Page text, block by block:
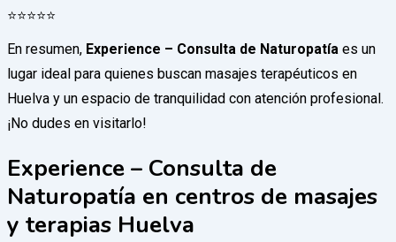
⭐️⭐️⭐️⭐️⭐️
En resumen, Experience – Consulta de Naturopatía es un
lugar ideal para quienes buscan masajes terapéuticos en
Huelva y un espacio de tranquilidad con atención profesional.
¡No dudes en visitarlo!
Experience – Consulta de
Naturopatía en centros de masajes
y terapias Huelva